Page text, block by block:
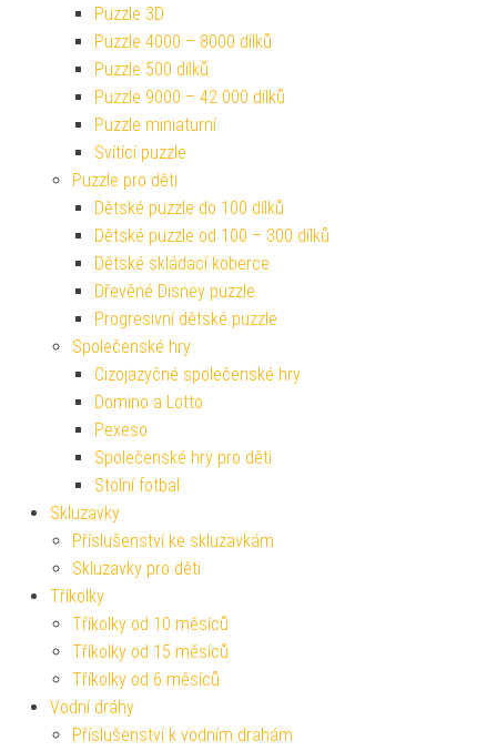
Puzzle 3D
Puzzle 4000 – 8000 dílků
Puzzle 500 dílků
Puzzle 9000 – 42 000 dílků
Puzzle miniaturní
Svítící puzzle
Puzzle pro děti
Dětské puzzle do 100 dílků
Dětské puzzle od 100 – 300 dílků
Dětské skládací koberce
Dřevěné Disney puzzle
Progresivní dětské puzzle
Společenské hry
Cizojazyčné společenské hry
Domino a Lotto
Pexeso
Společenské hry pro děti
Stolní fotbal
Skluzavky
Příslušenství ke skluzavkám
Skluzavky pro děti
Tříkolky
Tříkolky od 10 měsíců
Tříkolky od 15 měsíců
Tříkolky od 6 měsíců
Vodní dráhy
Příslušenství k vodním drahám